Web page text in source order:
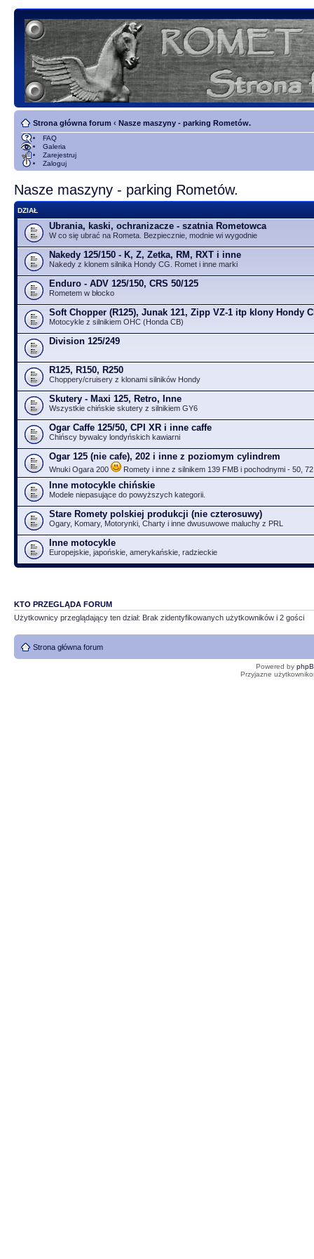
Strona główna forum ‹ Nasze maszyny - parking Rometów.
FAQ
Galeria
Zarejestruj
Zaloguj
Nasze maszyny - parking Rometów.
DZIAŁ
Ubrania, kaski, ochranizacze - szatnia Rometowca
W co się ubrać na Rometa. Bezpiecznie, modnie wi wygodnie
Nakedy 125/150 - K, Z, Zetka, RM, RXT i inne
Nakedy z klonem silnika Hondy CG. Romet i inne marki
Enduro - ADV 125/150, CRS 50/125
Rometem w błocko
Soft Chopper (R125), Junak 121, Zipp VZ-1 itp klony Hondy
Motocykle z silnikiem OHC (Honda CB)
Division 125/249
R125, R150, R250
Choppery/cruisery z klonami silników Hondy
Skutery - Maxi 125, Retro, Inne
Wszystkie chińskie skutery z silnikiem GY6
Ogar Caffe 125/50, CPI XR i inne caffe
Chińscy bywalcy londyńskich kawiarni
Ogar 125 (nie cafe), 202 i inne z poziomym cylindrem
Wnuki Ogara 200 Romety i inne z silnikem 139 FMB i pochodnymi - 50,
Inne motocykle chińskie
Modele niepasujące do powyższych kategorii.
Stare Romety polskiej produkcji (nie czterosuwy)
Ogary, Komary, Motorynki, Charty i inne dwusuwowe maluchy z PRL
Inne motocykle
Europejskie, japońskie, amerykańskie, radzieckie
KTO PRZEGLĄDA FORUM
Użytkownicy przeglądający ten dział: Brak zidentyfikowanych użytkowników i 2 gości
Strona główna forum
Powered by
Przyjazne